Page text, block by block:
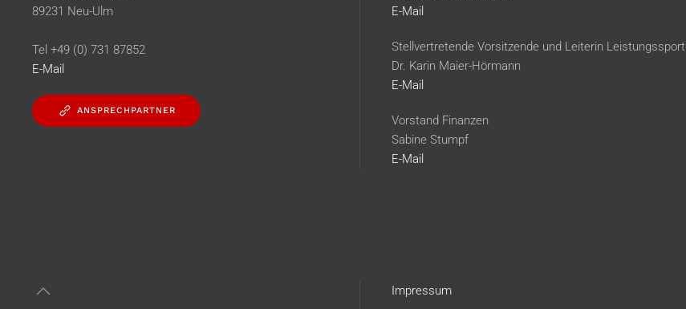
89231 Neu-Ulm
Tel +49 (0) 731 87852
E-Mail
ANSPRECHPARTNER
E-Mail
Stellvertretende Vorsitzende und Leiterin Leistungssport
Dr. Karin Maier-Hörmann
E-Mail
Vorstand Finanzen
Sabine Stumpf
E-Mail
Impressum